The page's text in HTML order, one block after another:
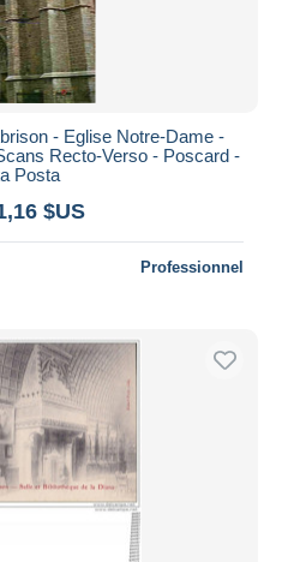
- Eglise Notre-Dame -
Recto-Verso - Poscard -
Posta
$US
Professionnel